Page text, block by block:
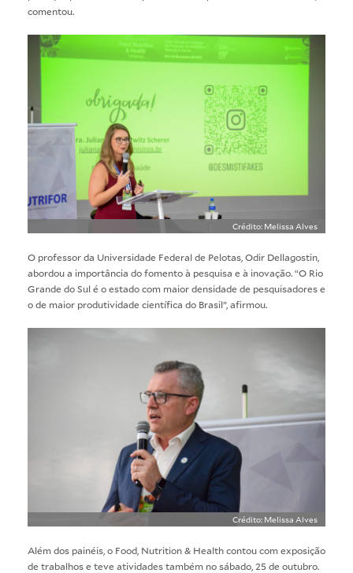
comentou.
Crédito: Melissa Alves
O professor da Universidade Federal de Pelotas, Odir Dellagostin,
abordou a importância do fomento à pesquisa e à inovação. “O Rio
Grande do Sul é o estado com maior densidade de pesquisadores e
o de maior produtividade científica do Brasil”, afirmou.
Crédito: Melissa Alves
Além dos painéis, o Food, Nutrition & Health contou com exposição
de trabalhos e teve atividades também no sábado, 25 de outubro.